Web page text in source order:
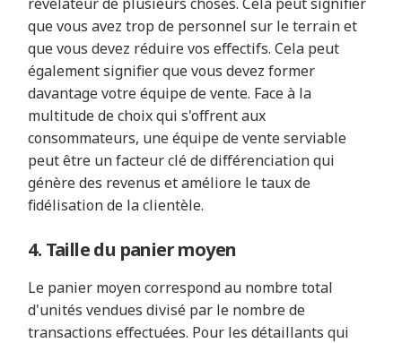
révélateur de plusieurs choses. Cela peut signifier
que vous avez trop de personnel sur le terrain et
que vous devez réduire vos effectifs. Cela peut
également signifier que vous devez former
davantage votre équipe de vente. Face à la
multitude de choix qui s'offrent aux
consommateurs, une équipe de vente serviable
peut être un facteur clé de différenciation qui
génère des revenus et améliore le taux de
fidélisation de la clientèle.
4. Taille du panier moyen
Le panier moyen correspond au nombre total
d'unités vendues divisé par le nombre de
transactions effectuées. Pour les détaillants qui